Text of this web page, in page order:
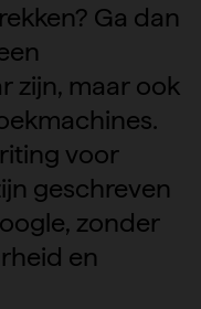
Ga dan
zijn, maar ook
voor
geschreven
zonder
en